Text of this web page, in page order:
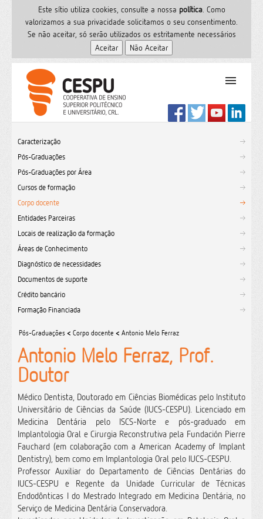
Este sítio utiliza cookies, consulte a nossa polí­tica. Como
valorizamos a sua privacidade solicitamos o seu consentimento.
Se não aceitar, só serão utilizados os estritamente necessários
PT
Formação
Serviços de Saúde
CESPU
Sites do grupo
Utilizador
Contactos
Caracterização
Pós-Graduações
Pós-Graduações por Área
Cursos de formação
Corpo docente
Entidades Parceiras
Locais de realização da formação
Áreas de Conhecimento
Diagnóstico de necessidades
Documentos de suporte
Crédito bancário
Formação Financiada
Pós-Graduações < Corpo docente < Antonio Melo Ferraz
Antonio Melo Ferraz, Prof.
Doutor
Médico Dentista, Doutorado em Ciências Biomédicas pelo Instituto
Universitário de Ciências da Saúde (IUCS-CESPU). Licenciado em
Medicina Dentária pelo ISCS-Norte e pós-graduado em
Implantologia Oral e Cirurgia Reconstrutiva pela Fundación Pierre
Fauchard (em colaboração com a American Academy of Implant
Dentistry), bem como em Implantologia Oral pelo IUCS-CESPU.
Professor Auxiliar do Departamento de Ciências Dentárias do
IUCS-CESPU e Regente da Unidade Curricular de Técnicas
Endodônticas I do Mestrado Integrado em Medicina Dentária, no
Serviço de Medicina Dentária Conservadora.